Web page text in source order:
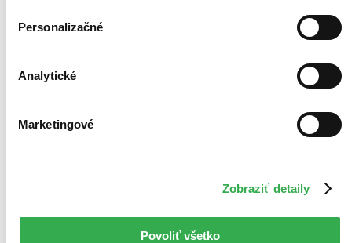
Personalizačné
Analytické
Marketingové
Zobraziť detaily
Povoliť všetko
4,6
Stacy Willingham